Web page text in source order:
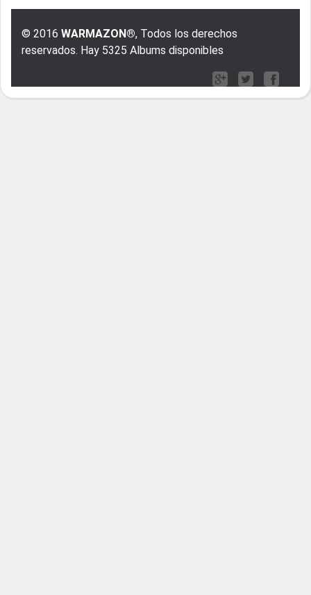
© 2016 WARMAZON®, Todos los derechos
reservados. Hay 5325 Albums disponibles